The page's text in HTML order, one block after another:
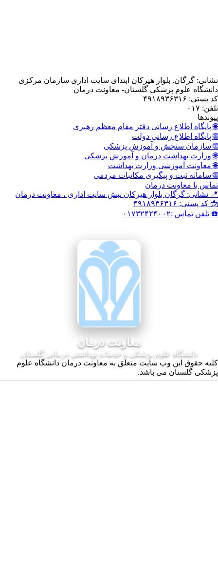
بلوار هیرکان ابتدای سایت اداری سازمان مرکزی
پزشکی گلستان- معاونت درمان
رسانی دفتر مقام معظم رهبری
رسانی دولت
و آموزش پزشکی
درمان و آموزش پزشکی
وزارت بهداشت
و پیگیری مکاتبات مردمی
درمان
بلوار هیرکان نبش سایت اداری ، معاونت درمان
معاونت درمان
علوم پزشکی و خدمات بهداشتی درمانی گلستان
وب سایت متعلق به معاونت درمان دانشگاه علوم
می باشد.